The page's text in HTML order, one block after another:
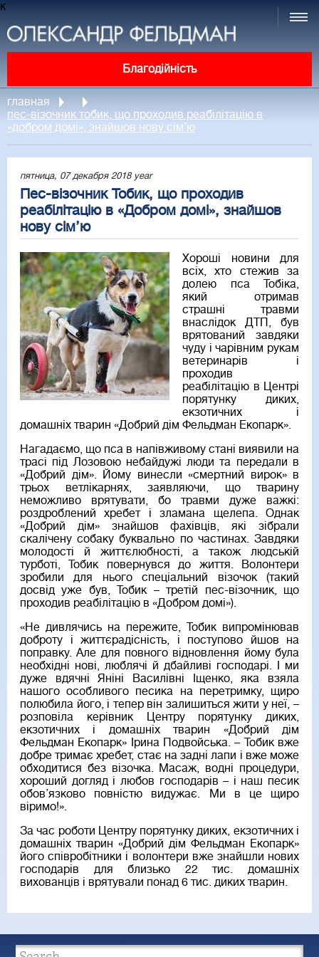
к
Благодійність
главная
пес-візочник тобик, що проходив реабілітацію в
«добром домі», знайшов нову сім’ю
пятница, 07 декабря 2018 year
Пес-візочник Тобик, що проходив
реабілітацію в «Добром домі», знайшов
нову сім’ю
Хороші новини для
всіх, хто стежив за
долею пса Тобіка,
який отримав
страшні травми
внаслідок ДТП, був
врятований завдяки
чуду і чарівним рукам
ветеринарів і
проходив
реабілітацію в Центрі
порятунку диких,
екзотичних і
домашніх тварин «Добрий дім Фельдман Екопарк».
Нагадаємо, що пса в напівживому стані виявили на
трасі під Лозовою небайдужі люди та передали в
«Добрий дім». Йому винесли «смертний вирок» в
трьох ветлікарнях, заявляючи, що тварину
неможливо врятувати, бо травми дуже важкі:
роздроблений хребет і зламана щелепа. Однак
«Добрий дім» знайшов фахівців, які зібрали
скалічену собаку буквально по частинах. Завдяки
молодості й життєлюбності, а також людській
турботі, Тобик повернувся до життя. Волонтери
зробили для нього спеціальний візочок (такий
досвід уже був, Тобик – третій пес-візочник, що
проходив реабілітацію в «Добром домі»).
«Не дивлячись на пережите, Тобик випромінював
доброту і життєрадісність, і поступово йшов на
поправку. Але для повного відновлення йому була
необхідні нові, люблячі й дбайливі господарі. І ми
дуже вдячні Яніні Василівні Іщенко, яка взяла
нашого особливого песика на перетримку, щиро
полюбила його, і тепер він залишиться жити у неї, –
розповіла керівник Центру порятунку диких,
екзотичних і домашніх тварин «Добрий дім
Фельдман Екопарк» Ірина Подвойська. – Тобик вже
добре тримає хребет, стає на задні лапи і вже може
обходитися без візочка. Масаж, водні процедури,
хороший догляд і любов господарів – і наш песик
обов’язково повністю видужає. Ми в це щиро
віримо!».
За час роботи Центру порятунку диких, екзотичних і
домашніх тварин «Добрий дім Фельдман Екопарк»
його співробітники і волонтери вже знайшли нових
господарів для близько 22 тис. домашніх
вихованців і врятували понад 6 тис. диких тварин.